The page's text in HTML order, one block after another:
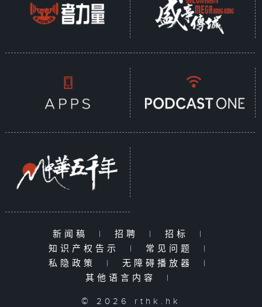
新闻稿 | 招聘 | 招标
|
知识产权告示
| 常见问题
|
私隐政策
| 无障碍播放器
|
其他语言内容
|
© 2026 rthk.hk